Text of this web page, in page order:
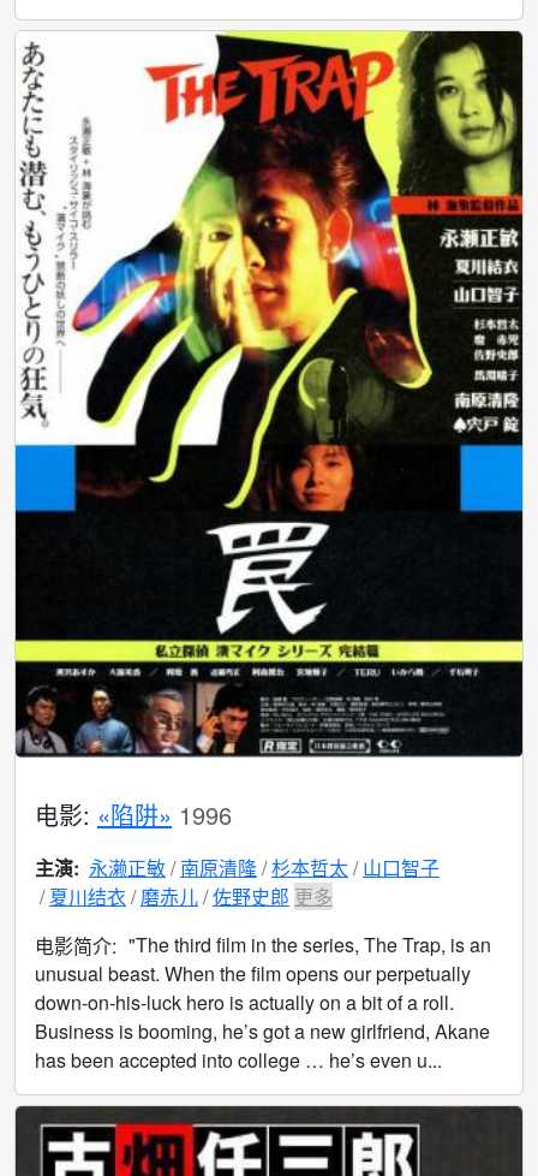
电影: «陷阱» 1996
主演: 永濑正敏 南原清隆 杉本哲太 山口智子
夏川结衣
磨赤儿 佐野史郎 更多
电影简介: "The third film in the series, The Trap, is an
unusual beast. When the film opens our perpetually
down-on-his-luck hero is actually on a bit of a roll.
Business is booming, he’s got a new girlfriend, Akane
has been accepted into college … he’s even u...